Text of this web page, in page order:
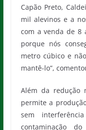
Capão Preto,
mil alevinos e a
com a venda de 8
porque nós
metro cúbico e
mantê-lo”,
Além da redução
permite a
sem
contaminação